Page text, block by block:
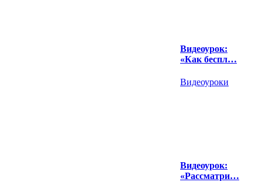
Видеоурок:
«Как беспл…
Видеоуроки
Видеоурок:
«Рассматри…